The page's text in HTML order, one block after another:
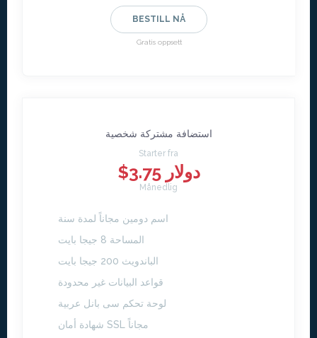
BESTILL NÅ
Gratis oppsett
استضافة مشتركة شخصية
Starter fra
$3.75 دولار
Månedlig
اسم دومين مجاناً لمدة سنة
المساحة 8 جيجا بايت
الباندويث 200 جيجا بايت
قواعد البيانات غير محدودة
لوحة تحكم سى بانل عربية
شهادة أمان SSL مجاناً